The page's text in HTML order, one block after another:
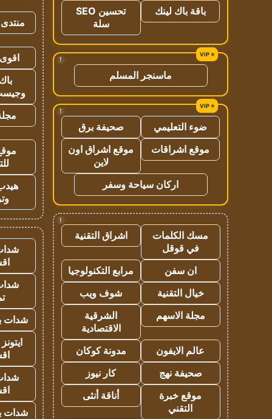
باقة باك لينك
تحسين SEO
سلة
!
ماسنجر المسلم
!
ضوء التعليمي
صحيفة برق
موقع اشراقات
موقع اشراق اون
لاين
اركان سياحة وسفر
!
مسك الكلمات
في قوقل
اشراق التقنية
ان سفن
مرابع التكنولوجيا
خيال التقنية
شوف ويب
مجلة الاسهم
الشرقية
الاقتصادية
عالم الايفون
مدونة كوكان
صحيفة نهج
كار نيوز
موقع خبرة
التقني
أناقة أنثى
شدات
شدات